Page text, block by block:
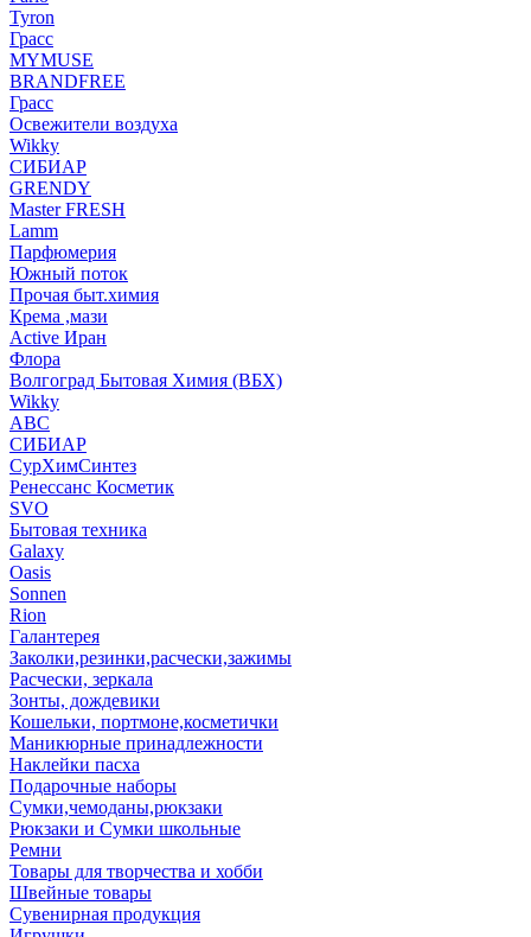
Tyron
Грасс
MYMUSE
BRANDFREE
Грасс
Освежители воздуха
Wikky
СИБИАР
GRENDY
Master FRESH
Lamm
Парфюмерия
Южный поток
Прочая быт.химия
Крема ,мази
Аctive Иран
Флора
Волгоград Бытовая Химия (ВБХ)
Wikky
АВС
СИБИАР
СурХимСинтез
Ренессанс Косметик
SVO
Бытовая техника
Galaxy
Oasis
Sonnen
Rion
Галантерея
Заколки,резинки,расчески,зажимы
Расчески, зеркала
Зонты, дождевики
Кошельки, портмоне,косметички
Маникюрные принадлежности
Наклейки пасха
Подарочные наборы
Сумки,чемоданы,рюкзаки
Рюкзаки и Сумки школьные
Ремни
Товары для творчества и хобби
Швейные товары
Сувенирная продукция